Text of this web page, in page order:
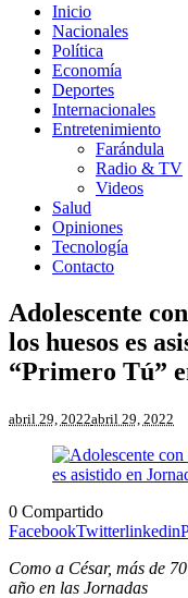
Inicio
Nacionales
Política
Economía
Deportes
Internacionales
Entretenimiento
Farándula
Radio & TV
Videos
Salud
Opiniones
Tecnología
Contacto
Adolescente
los huesos es
“Primero Tú”
abril 29, 2022abril 29, 2022
0 Compartido
FacebookTwitterlinkedin
Como a César, más de
año en las Jornadas